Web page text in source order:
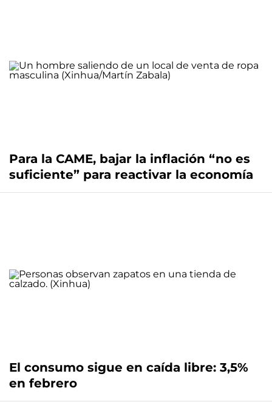
Para la CAME, bajar la inflación “no es
suficiente” para reactivar la economía
El consumo sigue en caída libre: 3,5%
en febrero